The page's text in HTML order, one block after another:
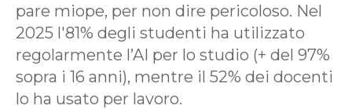
pare miope, per non dire pericoloso. Nel
2025 l'81% degli studenti ha utilizzato
regolarmente l’AI per lo studio (+ del 97%
sopra i 16 anni), mentre il 52% dei docenti
lo ha usato per lavoro.